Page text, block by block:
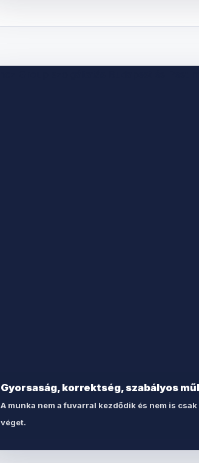
Gyorsaság, korrektség, szabályos
A munka nem a fuvarral kezdődik és nem is
véget.